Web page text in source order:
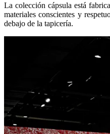
La colección cápsula está
materiales conscientes y
debajo de la tapicería.